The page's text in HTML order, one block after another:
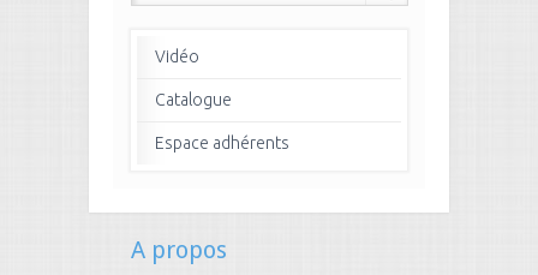
Vidéo
Catalogue
Espace adhérents
A propos